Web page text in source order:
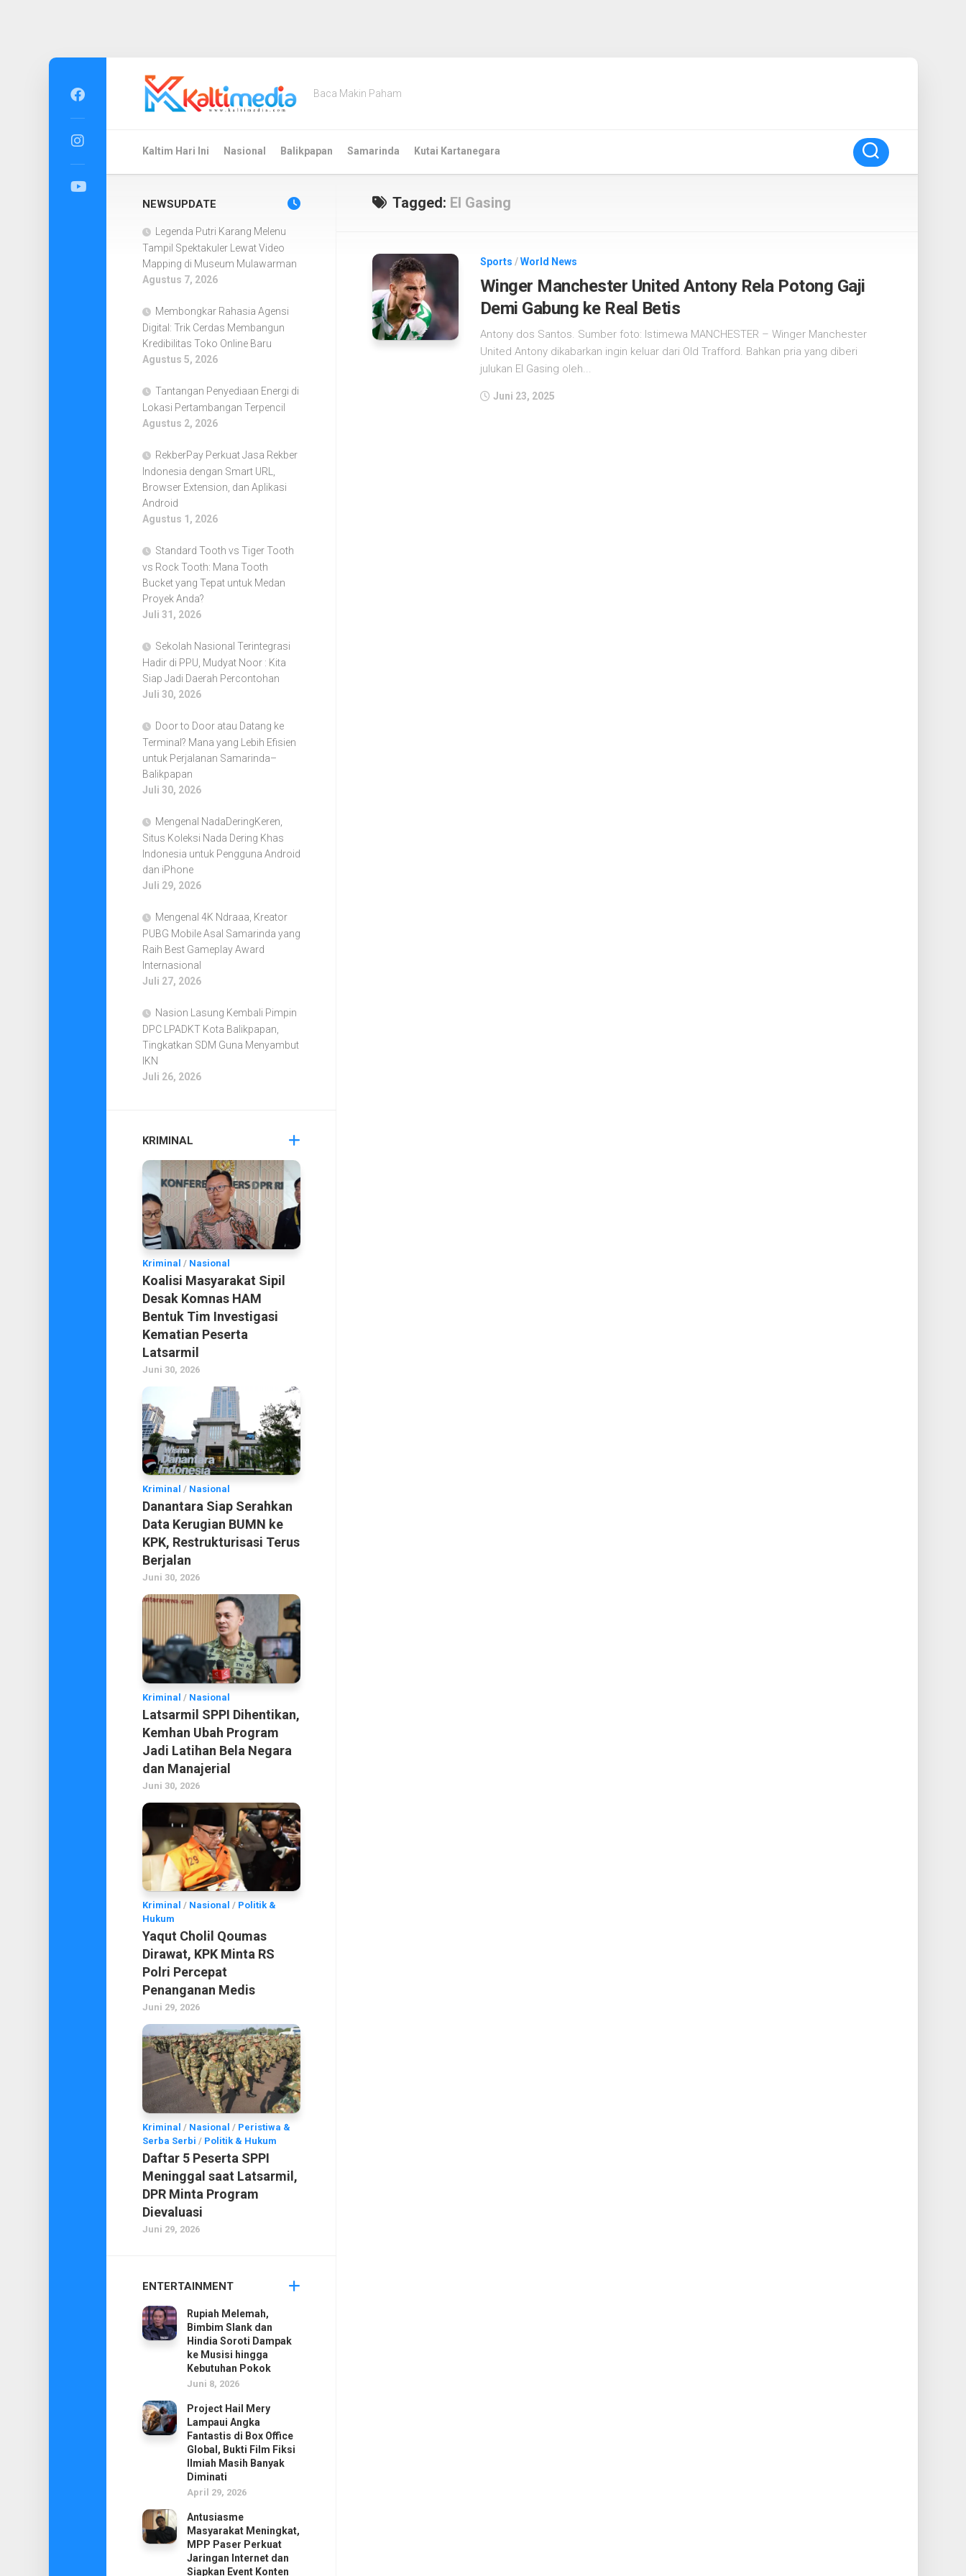
Baca Makin Paham
Kaltim Hari Ini Nasional Balikpapan Samarinda Kutai Kartanegara
Tagged: El Gasing
Sports /World News
Winger Manchester United Antony Rela Potong Gaji
Demi Gabung ke Real Betis
Antony dos Santos. Sumber foto: Istimewa MANCHESTER – Winger Manchester
United Antony dikabarkan ingin keluar dari Old Trafford. Bahkan pria yang diberi
julukan El Gasing oleh...
Juni 23, 2025
NEWSUPDATE
Legenda Putri Karang Melenu
Tampil Spektakuler Lewat Video
Mapping di Museum Mulawarman
Agustus 7, 2026
Membongkar Rahasia Agensi
Digital: Trik Cerdas Membangun
Kredibilitas Toko Online Baru
Agustus 5, 2026
Tantangan Penyediaan Energi di
Lokasi Pertambangan Terpencil
Agustus 2, 2026
RekberPay Perkuat Jasa Rekber
Indonesia dengan Smart URL,
Browser Extension, dan Aplikasi
Android
Agustus 1, 2026
Standard Tooth vs Tiger Tooth
vs Rock Tooth: Mana Tooth
Bucket yang Tepat untuk Medan
Proyek Anda?
Juli 31, 2026
Sekolah Nasional Terintegrasi
Hadir di PPU, Mudyat Noor : Kita
Siap Jadi Daerah Percontohan
Juli 30, 2026
Door to Door atau Datang ke
Terminal? Mana yang Lebih Efisien
untuk Perjalanan Samarinda–
Balikpapan
Juli 30, 2026
Mengenal NadaDeringKeren,
Situs Koleksi Nada Dering Khas
Indonesia untuk Pengguna Android
dan iPhone
Juli 29, 2026
Mengenal 4K Ndraaa, Kreator
PUBG Mobile Asal Samarinda yang
Raih Best Gameplay Award
Internasional
Juli 27, 2026
Nasion Lasung Kembali Pimpin
DPC LPADKT Kota Balikpapan,
Tingkatkan SDM Guna Menyambut
IKN
Juli 26, 2026
KRIMINAL
Kriminal / Nasional
Koalisi Masyarakat Sipil
Desak Komnas HAM
Bentuk Tim Investigasi
Kematian Peserta
Latsarmil
Juni 30, 2026
Kriminal / Nasional
Danantara Siap Serahkan
Data Kerugian BUMN ke
KPK, Restrukturisasi Terus
Berjalan
Juni 30, 2026
Kriminal / Nasional
Latsarmil SPPI Dihentikan,
Kemhan Ubah Program
Jadi Latihan Bela Negara
dan Manajerial
Juni 30, 2026
Kriminal / Nasional / Politik &
Hukum
Yaqut Cholil Qoumas
Dirawat, KPK Minta RS
Polri Percepat
Penanganan Medis
Juni 29, 2026
Kriminal / Nasional / Peristiwa &
Serba Serbi / Politik & Hukum
Daftar 5 Peserta SPPI
Meninggal saat Latsarmil,
DPR Minta Program
Dievaluasi
Juni 29, 2026
ENTERTAINMENT
Rupiah Melemah,
Bimbim Slank dan
Hindia Soroti Dampak
ke Musisi hingga
Kebutuhan Pokok
Juni 8, 2026
Project Hail Mery
Lampaui Angka
Fantastis di Box Office
Global, Bukti Film Fiksi
Ilmiah Masih Banyak
Diminati
April 29, 2026
Antusiasme
Masyarakat Meningkat,
MPP Paser Perkuat
Jaringan Internet dan
Siapkan Event Konten